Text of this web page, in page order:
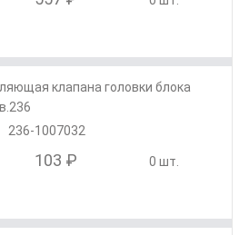
клапана головки блока
236-1007032
103 ₽ 0 шт.